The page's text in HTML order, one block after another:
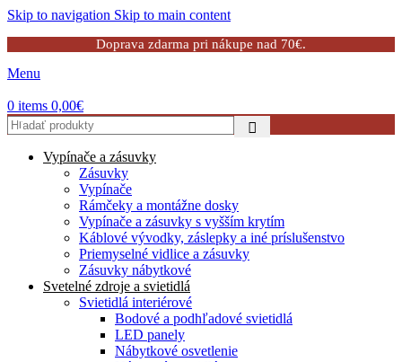
Skip to navigation Skip to main content
Doprava zdarma pri nákupe nad 70€.
Menu
0 items 0,00€
Vypínače a zásuvky
Zásuvky
Vypínače
Rámčeky a montážne dosky
Vypínače a zásuvky s vyšším krytím
Káblové vývodky, záslepky a iné príslušenstvo
Priemyselné vidlice a zásuvky
Zásuvky nábytkové
Svetelné zdroje a svietidlá
Svietidlá interiérové
Bodové a podhľadové svietidlá
LED panely
Nábytkové osvetlenie